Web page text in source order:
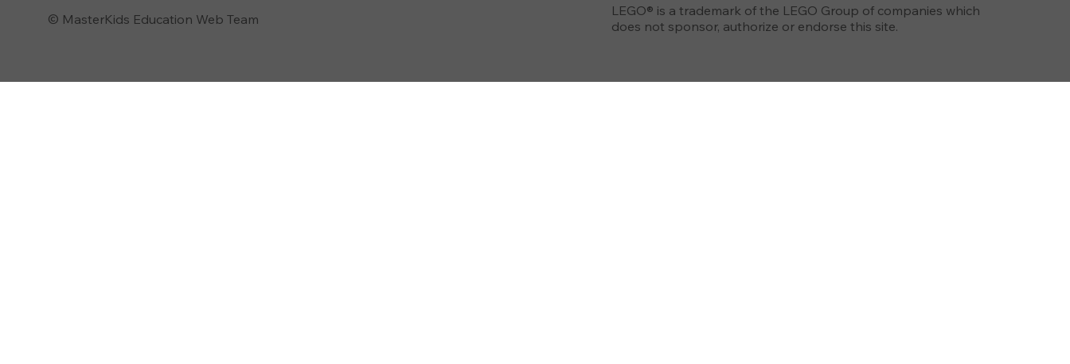
© MasterKids Education Web Team
LEGO® is a trademark of the LEGO Group of companies which
does not sponsor, authorize or endorse this site.